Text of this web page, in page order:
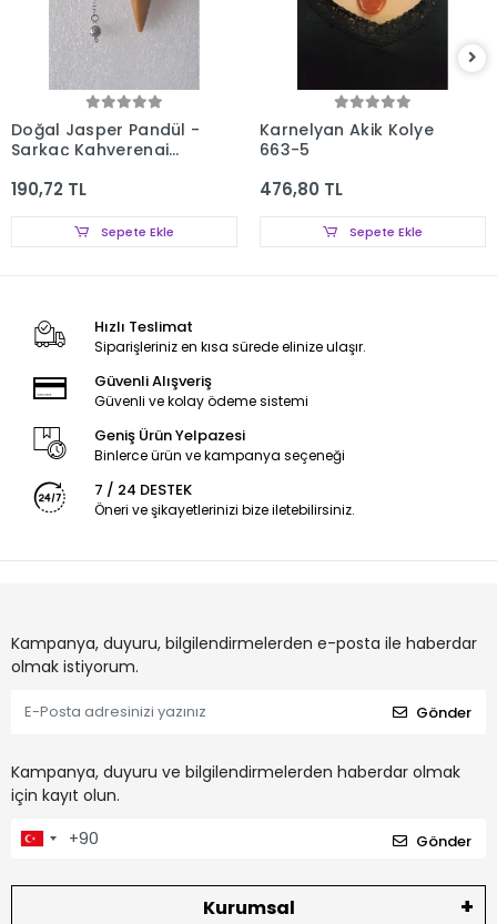
Doğal Jasper Pandül -
Sarkaç Kahverengi
190,72 TL
Sepete Ekle
Karnelyan Akik Kolye
663-5
476,80 TL
Sepete Ekle
Hızlı Teslimat
Siparişleriniz en kısa sürede elinize ulaşır.
Güvenli Alışveriş
Güvenli ve kolay ödeme sistemi
Geniş Ürün Yelpazesi
Binlerce ürün ve kampanya seçeneği
7 / 24 DESTEK
Öneri ve şikayetlerinizi bize iletebilirsiniz.
Kampanya, duyuru, bilgilendirmelerden e-posta ile haberdar
olmak istiyorum.
Gönder
Kampanya, duyuru ve bilgilendirmelerden haberdar olmak
için kayıt olun.
Gönder
Kurumsal